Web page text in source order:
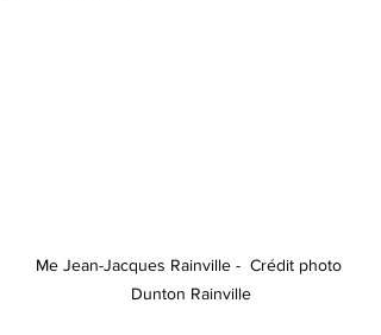
Me Jean-Jacques Rainville -  Crédit photo
Dunton Rainville